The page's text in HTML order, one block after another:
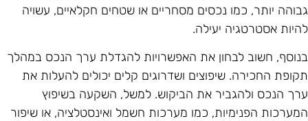
יותר, כמו נכסים מסחריים או שטחים חקלאיים, עשויה
אסטרטגיה יעילה.
חשוב לבחון את האפשרויות להגדלת ערך הנכס במהלך
החכירה. שיפוצים ושדרוגים קלים יכולים להעלות את
הנכס ולהגביר את הביקוש. למשל, השקעה בשיפוץ
הפנימיות, כמו מערכות חשמל ואינסטלציה, או שיפור